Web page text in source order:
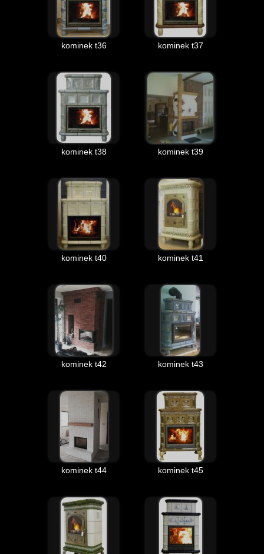
kominek t36 kominek t37
kominek t38 kominek t39
kominek t40 kominek t41
kominek t42 kominek t43
kominek t44 kominek t45